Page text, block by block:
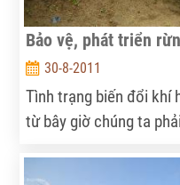
Bảo vệ, phát triển
30-8-2011
Tình trạng biến đổi khí
từ bây giờ chúng ta